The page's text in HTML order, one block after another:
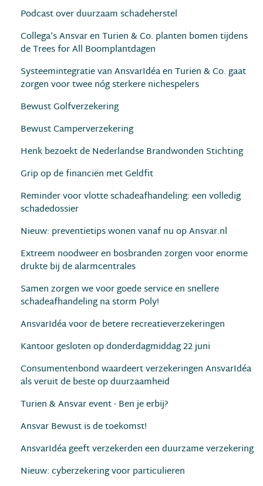
Podcast over duurzaam schadeherstel
Collega’s Ansvar en Turien & Co. planten bomen tijdens
de Trees for All Boomplantdagen
Systeemintegratie van AnsvarIdéa en Turien & Co. gaat
zorgen voor twee nóg sterkere nichespelers
Bewust Golfverzekering
Bewust Camperverzekering
Henk bezoekt de Nederlandse Brandwonden Stichting
Grip op de financiën met Geldfit
Reminder voor vlotte schadeafhandeling: een volledig
schadedossier
Nieuw: preventietips wonen vanaf nu op Ansvar.nl
Extreem noodweer en bosbranden zorgen voor enorme
drukte bij de alarmcentrales
Samen zorgen we voor goede service en snellere
schadeafhandeling na storm Poly!
AnsvarIdéa voor de betere recreatieverzekeringen
Kantoor gesloten op donderdagmiddag 22 juni
Consumentenbond waardeert verzekeringen AnsvarIdéa
als veruit de beste op duurzaamheid
Turien & Ansvar event - Ben je erbij?
Ansvar Bewust is de toekomst!
AnsvarIdéa geeft verzekerden een duurzame verzekering
Nieuw: cyberzekering voor particulieren